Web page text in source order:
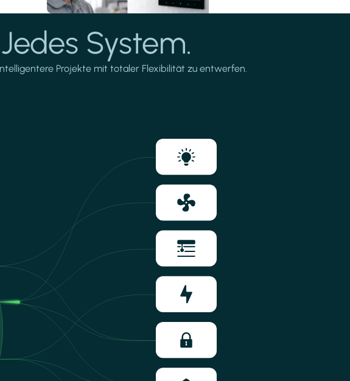
System.
Projekte mit totaler Flexibilität zu entwerfen.